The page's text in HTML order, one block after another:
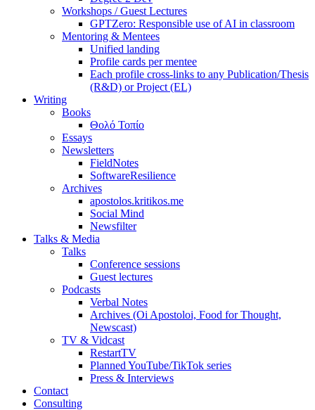
Workshops / Guest Lectures
GPTZero: Responsible use of AI in classroom
Mentoring & Mentees
Unified landing
Profile cards per mentee
Each profile cross-links to any Publication/Thesis
(R&D) or Project (EL)
Writing
Books
Θολό Τοπίο
Essays
Newsletters
FieldNotes
SoftwareResilience
Archives
apostolos.kritikos.me
Social Mind
Newsfilter
Talks & Media
Talks
Conference sessions
Guest lectures
Podcasts
Verbal Notes
Archives (Oi Apostoloi, Food for Thought,
Newscast)
TV & Vidcast
RestartTV
Planned YouTube/TikTok series
Press & Interviews
Contact
Consulting